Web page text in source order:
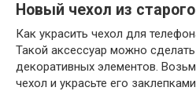
Новый чехол из старого
Как украсить чехол для
Такой аксессуар можно
декоративных элементов.
чехол и украсьте его